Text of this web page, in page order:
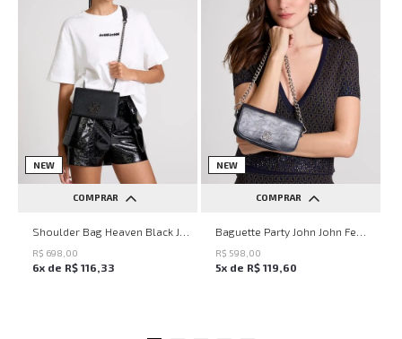
NEW
COMPRAR
UN
R$ 698 00
6x de R$ 116 33
NEW
COMPRAR
UN
R$ 598 00
5x de R$ 119 60